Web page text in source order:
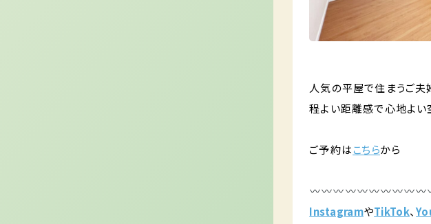
人気の平屋で住まうご夫
程よい距離感で心地よい
ご予約はこちらから
InstagramやTikTok、